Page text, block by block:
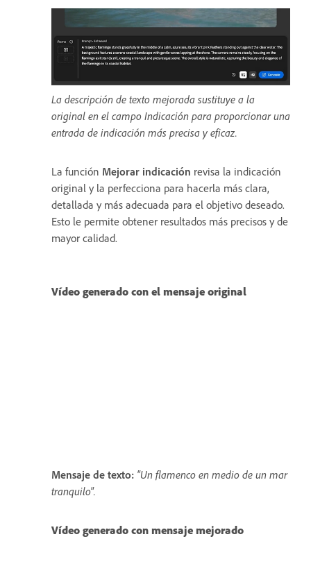
La descripción de texto mejorada sustituye a la
original en el campo Indicación para proporcionar una
entrada de indicación más precisa y eficaz.
La función Mejorar indicación revisa la indicación
original y la perfecciona para hacerla más clara,
detallada y más adecuada para el objetivo deseado.
Esto le permite obtener resultados más precisos y de
mayor calidad.
Vídeo generado con el mensaje original
Mensaje de texto: "Un flamenco en medio de un mar
tranquilo".
Vídeo generado con mensaje mejorado